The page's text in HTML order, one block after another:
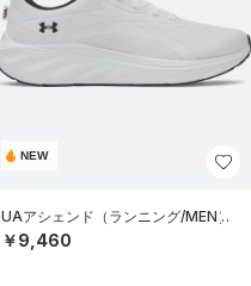
NEW
UAアシェンド（ランニング/MEN）
￥9,460